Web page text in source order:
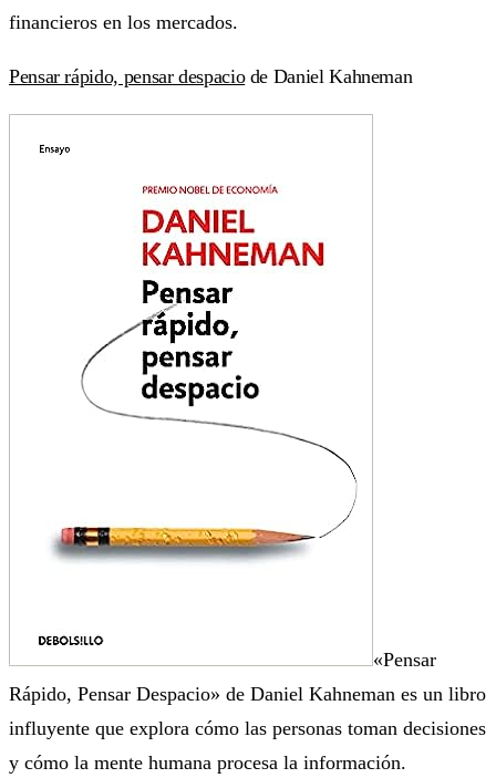
financieros en los mercados.
Pensar rápido, pensar despaciode Daniel Kahneman
«Pensar
Rápido, Pensar Despacio» de Daniel Kahneman es un libro
influyente que explora cómo las personas toman decisiones
y cómo la mente humana procesa la información.